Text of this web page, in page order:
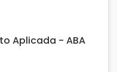
Aplicada - ABA